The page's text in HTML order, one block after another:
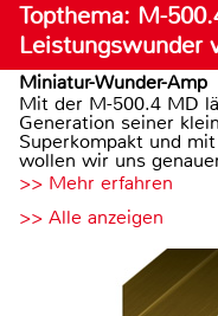
Topthema: M-
Leistungswunder
Miniatur-Wunder-Amp
Mit der M-500.4 MD
Generation seiner
Superkompakt und
wollen wir uns
>> Mehr erfahren
>> Alle anzeigen